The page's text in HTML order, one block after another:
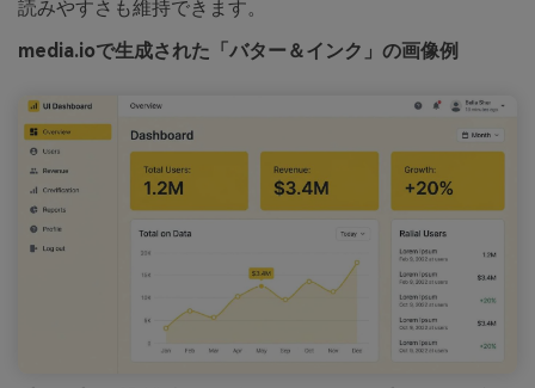
読みやすさも維持できます。
media.ioで生成された「バター＆インク」の画像例